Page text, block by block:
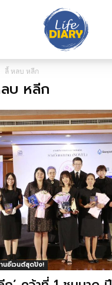
ลี้ หลบ หลีก
บ หลีก
นอีเวนต์สุดปัง!